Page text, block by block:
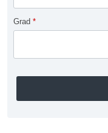
Grad *